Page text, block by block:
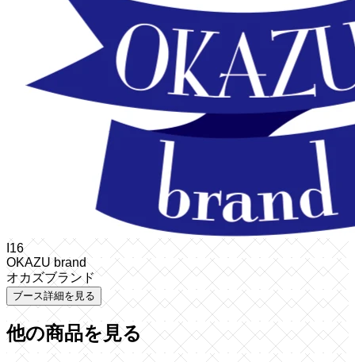
I16
OKAZU brand
オカズブランド
ブース詳細を見る
他の商品を見る